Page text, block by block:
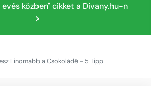
közben" cikket a Divany.hu-n
Finomabb a Csokoládé - 5 Tipp